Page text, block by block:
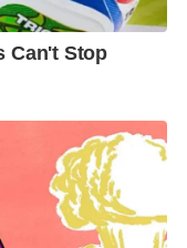
ร์มของเราอย่าง
ษา หรือแม้แต่ผู้ที่มี
างการได้ยิน ก็
ให้บริการการ
อปพลิเคชันของเรา
บริการ ไม่กลัว
และที่สำคัญคือต้อง